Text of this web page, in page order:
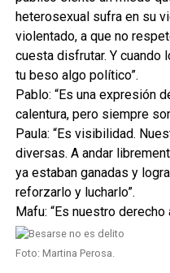
heterosexual sufra en su
violentado, a que no
cuesta disfrutar. Y
tu beso algo político”.
Pablo: “Es una expresión
calentura, pero siempre
Paula: “Es visibilidad.
diversas. A andar
ya estaban ganadas y
reforzarlo y lucharlo”.
Mafu: “Es nuestro
Foto: Martina Perosa.